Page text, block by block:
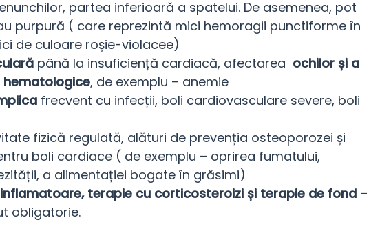
partea inferioară a spatelui. De asemenea, pot
purpură ( care reprezintă mici hemoragii punctiforme în
de culoare roșie-violacee)
până la insuficiență cardiacă, afectarea ochilor și a
hematologice, de exemplu – anemie
frecvent cu infecții, boli cardiovasculare severe, boli
fizică regulată, alături de prevenția osteoporozei și
boli cardiace ( de exemplu – oprirea fumatului,
a alimentației bogate în grăsimi)
terapie cu corticosteroizi și terapie de fond –
obligatorie.